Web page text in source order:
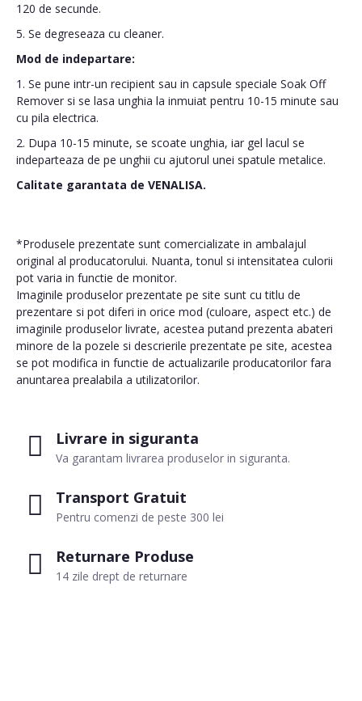
Livrare in siguranta
Va garantam livrarea produselor in siguranta.
Transport Gratuit
Pentru comenzi de peste 300 lei
Returnare Produse
14 zile drept de returnare
120 de secunde.
5. Se degreseaza cu cleaner.
Mod de indepartare:
1. Se pune intr-un recipient sau in capsule speciale Soak Off
Remover si se lasa unghia la inmuiat pentru 10-15 minute sau
cu pila electrica.
2. Dupa 10-15 minute, se scoate unghia, iar gel lacul se
indeparteaza de pe unghii cu ajutorul unei spatule metalice.
Calitate garantata de VENALISA.
*Produsele prezentate sunt comercializate in ambalajul
original al producatorului. Nuanta, tonul si intensitatea culorii
pot varia in functie de monitor.
Imaginile produselor prezentate pe site sunt cu titlu de
prezentare si pot diferi in orice mod (culoare, aspect etc.) de
imaginile produselor livrate, acestea putand prezenta abateri
minore de la pozele si descrierile prezentate pe site, acestea
se pot modifica in functie de actualizarile producatorilor fara
anuntarea prealabila a utilizatorilor.